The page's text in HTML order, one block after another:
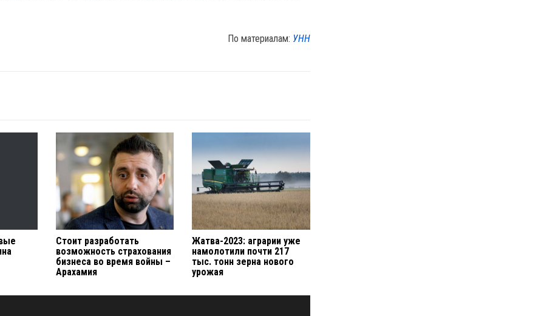
По материалам: УНН
Стоит разработать
возможность страхования
бизнеса во время войны –
Арахамия
Жатва-2023: аграрии уже
намолотили почти 217
тыс. тонн зерна нового
урожая